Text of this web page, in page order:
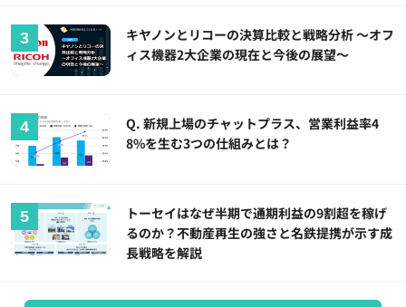
キヤノンとリコーの決算比較と戦略分析 ～オフ
ィス機器2大企業の現在と今後の展望～
Q. 新規上場のチャットプラス、営業利益率4
8%を生む3つの仕組みとは？
トーセイはなぜ半期で通期利益の9割超を稼げ
るのか？不動産再生の強さと名鉄提携が示す成
長戦略を解説